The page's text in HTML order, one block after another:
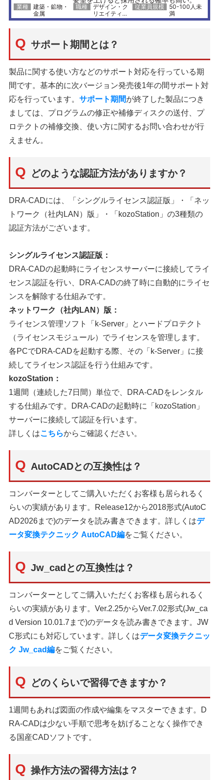
サポート期間とは？
製品に関する使い方などのサポート対応を行っている期
間です。基本的に次バージョン発売後1年の間サポート対
応を行っています。 サポート期間が終了した製品につき
ましては、プログラムの修正や補修ディスクの送付、プ
ロテクトの補修交換、使い方に関するお問い合わせが行
えません。
どのような認証方法がありますか？
DRA-CADには、「シングルライセンス認証版」・「ネッ
トワーク（社内LAN）版」・「kozoStation」の3種類の
認証方法がございます。
シングルライセンス認証版：
DRA-CADの起動時にライセンスサーバーに接続してライ
センス認証を行い、DRA-CADの終了時に自動的にライセ
ンスを解除する仕組みです。
ネットワーク（社内LAN）版：
ライセンス管理ソフト「k-Server」とハードプロテクト
（ライセンスモジュール）でライセンスを管理します。
各PCでDRA-CADを起動する際、その「k-Server」に接
続してライセンス認証を行う仕組みです。
kozoStation：
1週間（連続した7日間）単位で、DRA-CADをレンタル
する仕組みです。DRA-CADの起動時に「kozoStation」
サーバーに接続して認証を行います。
詳しくはこちらからご確認ください。
AutoCADとの互換性は？
コンバーターとしてご購入いただくお客様も居られるく
らいの実績があります。Release12から2018形式(AutoC
AD2026まで)のデータを読み書きできます。詳しくはデ
ータ変換テクニック AutoCAD編をご覧ください。
Jw_cadとの互換性は？
コンバーターとしてご購入いただくお客様も居られるく
らいの実績があります。Ver.2.25からVer.7.02形式(Jw_ca
d Version 10.01.7まで)のデータを読み書きできます。JW
C形式にも対応しています。詳しくはデータ変換テクニッ
ク Jw_cad編をご覧ください。
どのくらいで習得できますか？
1週間もあれば図面の作成や編集をマスターできます。D
RA-CADは少ない手順で思考を妨げることなく操作でき
る国産CADソフトです。
操作方法の習得方法は？